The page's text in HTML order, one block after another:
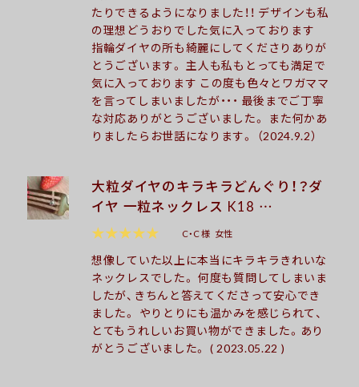
たりできるようになりました！！ デザインも私
の理想どうおりでした気に入っております
指輪ダイヤの所も綺麗にしてくださりありが
とうございます。 主人も私もとっても満足で
気に入っております この度も色々とワガママ
を言ってしまいましたが・・・ 最後までご丁寧
な対応ありがとうございました。 また何かあ
りましたらお世話になります。 （2024.9.2）
大粒ダイヤのキラキラどんぐり！？ダ
イヤ 一粒ネックレス K18 …
★★★★★
C・C 様 女性
想像していた以上に本当にキラキラきれいな
ネックレスでした。 何度も質問してしまいま
したが、きちんと答えてくださって安心でき
ました。 やりとりにも温かみを感じられて、
とてもうれしいお買い物ができました。あり
がとうございました。 ( 2023.05.22 )